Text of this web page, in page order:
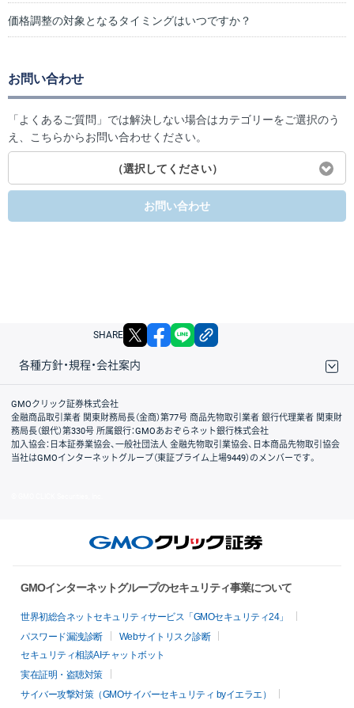
価格調整の対象となるタイミングはいつですか？
お問い合わせ
「よくあるご質問」では解決しない場合はカテゴリーをご選択のう
え、こちらからお問い合わせください。
（選択してください）
お問い合わせ
SHARE X facebook
各種方針・規程・会社案内
取引規程・約款
サイトマップ
その他のご案内
個人情報保護方針
最良執行方針
サイトのご利用について
ディスクレイマー
信託保全
リスク説明
会社案内
GMOクリック証券株式会社
金融商品取引業者 関東財務局長（金商）第77号 商品先物取引業者 銀行代理業者 関東財
務局長（銀代）第330号 所属銀行：GMOあおぞらネット銀行株式会社
加入協会：日本証券業協会、一般社団法人 金融先物取引業協会、日本商品先物取引協会
当社はGMOインターネットグループ（東証プライム上場9449）のメンバーです。
GMOインターネットグループのセキュリティ事業について
世界初総合ネットセキュリティサービス「GMOセキュリティ24」
パスワード漏洩診断
Webサイトリスク診断
セキュリティ相談AIチャットボット
実在証明・盗聴対策
サイバー攻撃対策（GMOサイバーセキュリティ byイエラエ）